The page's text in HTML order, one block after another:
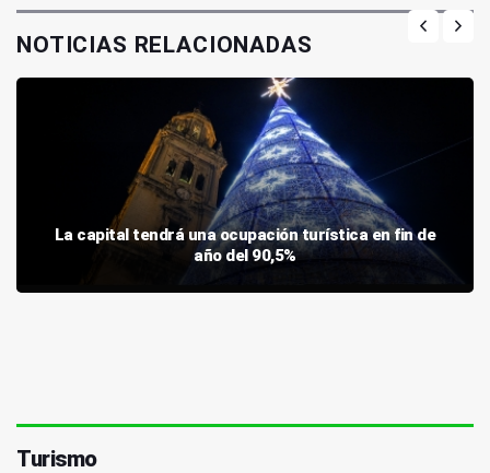
NOTICIAS RELACIONADAS
La capital tendrá una ocupación turística en fin de
año del 90,5%
Turismo